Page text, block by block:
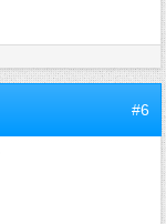
#6